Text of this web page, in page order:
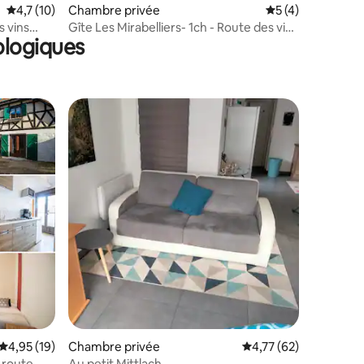
Évaluation moyenne sur la base de 10 commentaires : 4,7 sur 5
4,7 (10)
vins
Chambre privée Évaluation
5 (4)
Gîte Les Mirabelliers- 1ch - Route des vins
Alsace
: 4,5 sur 5
moyenne sur la base de 19 commentaires : 4,95 sur 5
4,95 (19)
Chambre privée Évaluation moyenne
4,77 (62)